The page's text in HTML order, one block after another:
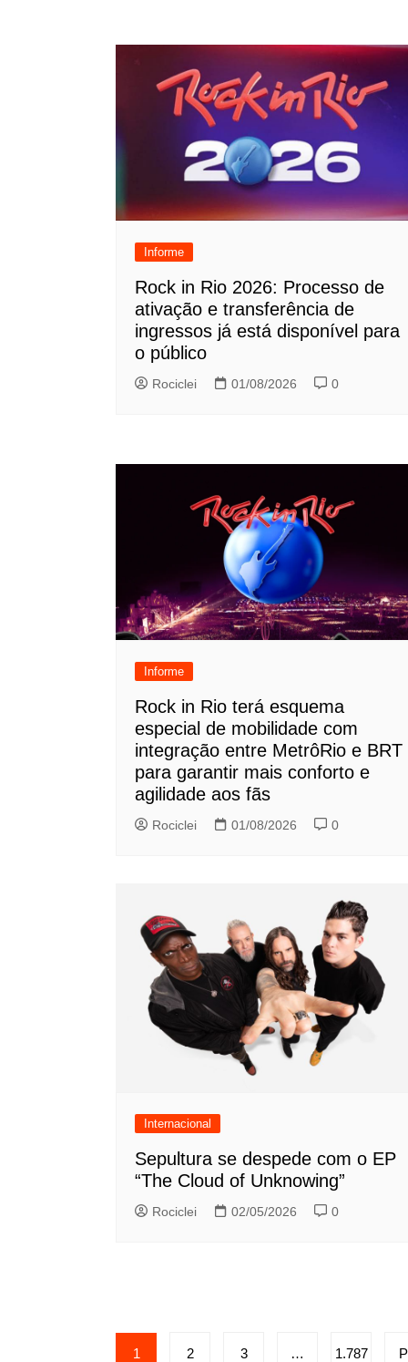
Informe
Rock in Rio 2026: Processo de
ativação e transferência de
ingressos já está disponível para
o público
Rociclei 01/08/2026 0
Informe
Rock in Rio terá esquema
especial de mobilidade com
integração entre MetrôRio e BRT
para garantir mais conforto e
agilidade aos fãs
Rociclei 01/08/2026 0
Internacional
Sepultura se despede com o EP
“The Cloud of Unknowing”
Rociclei 02/05/2026 0
Paginação
1 2 3 … 1.787